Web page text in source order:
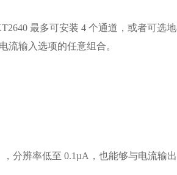
最多可安装 4 个通道，或者可选
流输入选项的任意组合。
分辨率低至 0.1µA，也能够与电流输